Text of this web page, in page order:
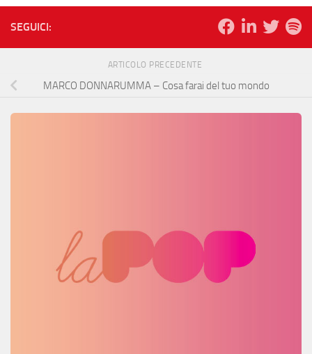
SEGUICI:
ARTICOLO PRECEDENTE
MARCO DONNARUMMA – Cosa farai del tuo mondo